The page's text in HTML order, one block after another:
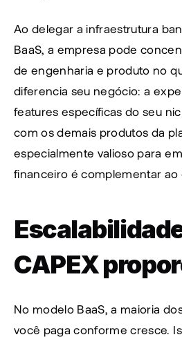
Ao delegar a infraestrutura
BaaS, a empresa pode
de engenharia e produto no
diferencia seu negócio: a
features específicas do seu
com os demais produtos da
especialmente valioso para
financeiro é complementar ao
CAPEX
No modelo BaaS, a maioria
você paga conforme cresce.